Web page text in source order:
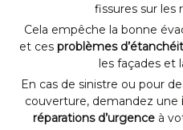
fissures sur les
Cela empêche la bonne
et ces problèmes
les façades et
En cas de sinistre ou pour
couverture, demandez une
réparations d’urgenceà